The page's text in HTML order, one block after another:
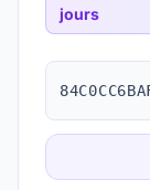
jours